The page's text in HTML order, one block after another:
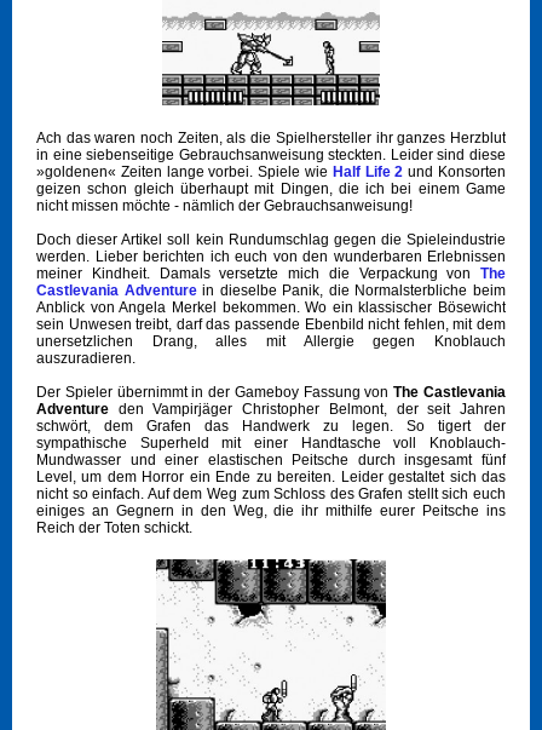
Ach das waren noch Zeiten, als die Spielhersteller ihr ganzes Herzblut
in eine siebenseitige Gebrauchsanweisung steckten. Leider sind diese
»goldenen« Zeiten lange vorbei. Spiele wie Half Life 2 und Konsorten
geizen schon gleich überhaupt mit Dingen, die ich bei einem Game
nicht missen möchte - nämlich der Gebrauchsanweisung!
Doch dieser Artikel soll kein Rundumschlag gegen die Spieleindustrie
werden. Lieber berichten ich euch von den wunderbaren Erlebnissen
meiner Kindheit. Damals versetzte mich die Verpackung von The
Castlevania Adventurein dieselbe Panik, die Normalsterbliche beim
Anblick von Angela Merkel bekommen. Wo ein klassischer Bösewicht
sein Unwesen treibt, darf das passende Ebenbild nicht fehlen, mit dem
unersetzlichen Drang, alles mit Allergie gegen Knoblauch
auszuradieren.
Der Spieler übernimmt in der Gameboy Fassung vonThe Castlevania
Adventure den Vampirjäger Christopher Belmont, der seit Jahren
schwört, dem Grafen das Handwerk zu legen. So tigert der
sympathische Superheld mit einer Handtasche voll Knoblauch-
Mundwasser und einer elastischen Peitsche durch insgesamt fünf
Level, um dem Horror ein Ende zu bereiten. Leider gestaltet sich das
nicht so einfach. Auf dem Weg zum Schloss des Grafen stellt sich euch
einiges an Gegnern in den Weg, die ihr mithilfe eurer Peitsche ins
Reich der Toten schickt.